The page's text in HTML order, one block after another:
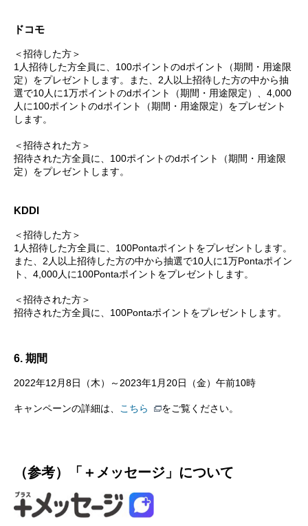
ドコモ
＜招待した方＞
1人招待した方全員に、100ポイントのdポイント（期間・用途限
定）をプレゼントします。また、2人以上招待した方の中から抽
選で10人に1万ポイントのdポイント（期間・用途限定）、4,000
人に100ポイントのdポイント（期間・用途限定）をプレゼント
します。
＜招待された方＞
招待された方全員に、100ポイントのdポイント（期間・用途限
定）をプレゼントします。
KDDI
＜招待した方＞
1人招待した方全員に、100Pontaポイントをプレゼントします。
また、2人以上招待した方の中から抽選で10人に1万Pontaポイン
ト、4,000人に100Pontaポイントをプレゼントします。
＜招待された方＞
招待された方全員に、100Pontaポイントをプレゼントします。
6. 期間
2022年12月8日（木）～2023年1月20日（金）午前10時
キャンペーンの詳細は、 こちら をご覧ください。
（参考）「＋メッセージ」について